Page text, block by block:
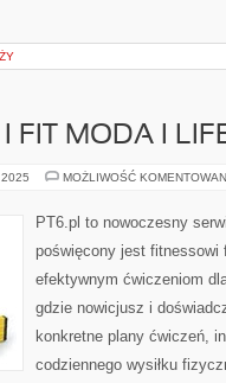
FIT MODA I
MOŻLIWOŚĆ
PT6.pl to nowoczesny
poświęcony jest fitnessowi
efektywnym ćwiczeniom
gdzie nowicjusz i
konkretne plany ćwiczeń,
codziennego wysiłku